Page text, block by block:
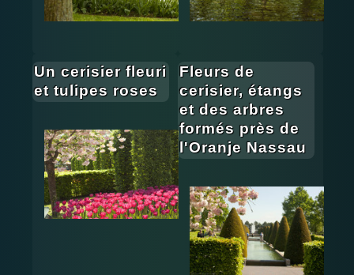
Un cerisier fleuri
et tulipes roses
Fleurs de
cerisier, étangs
et des arbres
formés près de
l'Oranje Nassau